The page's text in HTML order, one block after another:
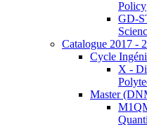
Policy
GD-
Catalogue 2017 -
Cycle
X -
Master